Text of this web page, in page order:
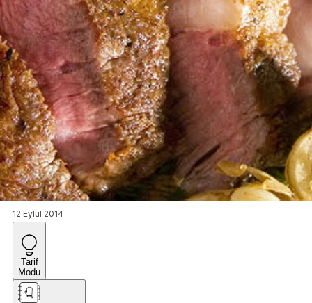
12 Eylül 2014
Tarif
Modu